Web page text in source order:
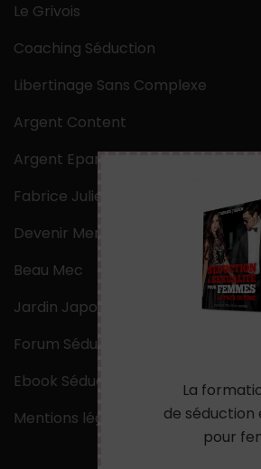
Le Grivois
Coaching Séduction
Libertinage Sans Complexe
Argent Content
Argent Epargne
Fabrice Julien
Devenir Mentaliste
Beau Mec
Jardin Japonais Zen
Forum Séduction
Ebook Séduction
Mentions légales
La
de séduction
pour